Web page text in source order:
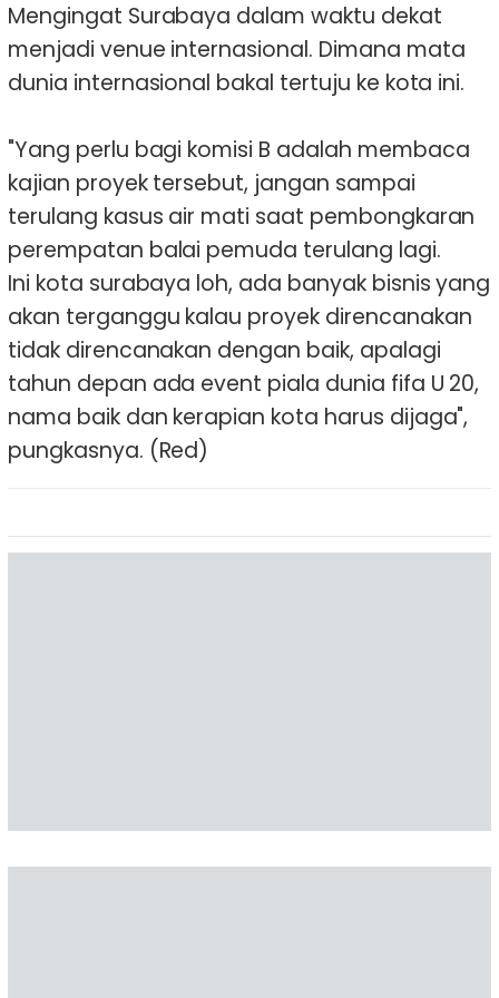
Mengingat Surabaya dalam waktu dekat
menjadi venue internasional. Dimana mata
dunia internasional bakal tertuju ke kota ini.
"Yang perlu bagi komisi B adalah membaca
kajian proyek tersebut, jangan sampai
terulang kasus air mati saat pembongkaran
perempatan balai pemuda terulang lagi.
Ini kota surabaya loh, ada banyak bisnis yang
akan terganggu kalau proyek direncanakan
tidak direncanakan dengan baik, apalagi
tahun depan ada event piala dunia fifa U 20,
nama baik dan kerapian kota harus dijaga",
pungkasnya. (Red)